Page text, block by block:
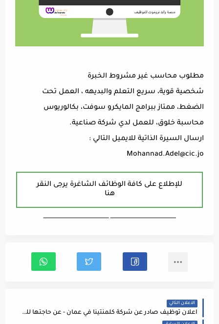
مطلوب محاسب غير مشروط الخبرة
شخصية قوية، سريع التعلم والبديهه ، العمل تحت
الضغط، ممتاز ببرامج المايكرو سوفت، بكالوريوس
محاسبة خلوق، للعمل لدي شركة صناعية.
ارسال السيرة الذاتية للايميل التالي :
Mohannad.Adel@cic.jo
للإطلاع على كافة الوظائف الشاغرة يرجى النقر
هنا
ـــــــــــــــــــــــــــــــــــــــــــــــــــــــــــــــــــ ـــــــــــــــــــــــــــــــــــــــــــــــــــــــــــــــــــ
الاعلان التالي
اعلان توظيف صادر عن شركة كلمنتينا في عمان - عن حاجتها للوظيفه التاليه: